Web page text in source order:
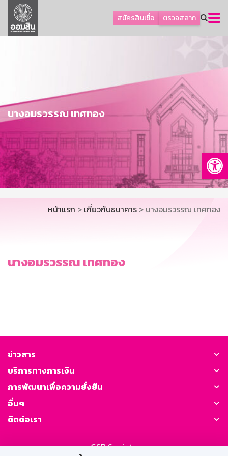
สมัครสินเชื่อ ตรวจสลาก
ลูกค้าธุรกิจ
ลูกค้าผู้ประกอบรายย่อย
การพัฒนาที่ยั่งยืน
ข่าวสาร
บริการทางการเงิน
อื่นๆ
ติดต่อเรา
บริการออนไลน์
TH
EN
นางอมรวรรณ เทศทอง
หน้าแรก > เกี่ยวกับธนาคาร > นางอมรวรรณ เทศทอง
นางอมรวรรณ เทศทอง
ข่าวสาร
บริการทางการเงิน
การพัฒนาเพื่อความยั่งยืน
อื่นๆ
ติดต่อเรา
GSB Society: